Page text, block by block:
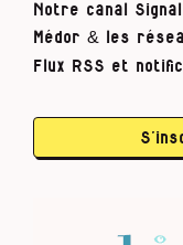
Notre canal Signal
Médor & les
Flux RSS et